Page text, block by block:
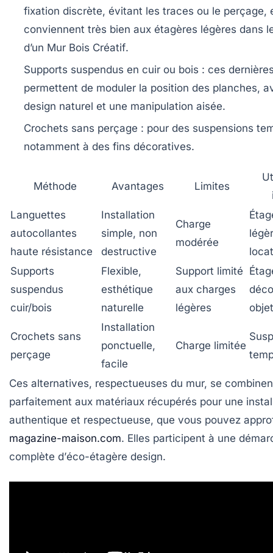
fixation discrète, évitant les traces ou le perçage,
conviennent très bien aux étagères légères dans
d’un Mur Bois Créatif.
Supports suspendus en cuir ou bois : ces
permettent de moduler la position des planches,
design naturel et une manipulation aisée.
Crochets sans perçage : pour des suspensions
notamment à des fins décoratives.
Méthode Avantages Limites
Languettes
autocollantes
haute résistance
Installation
simple, non
destructive
Charge
modérée
Supports
suspendus
cuir/bois
Flexible,
esthétique
naturelle
Support limité
aux charges
légères
Crochets sans
perçage
Installation
ponctuelle,
facile
Charge limitée
Ces alternatives, respectueuses du mur, se
parfaitement aux matériaux récupérés pour une
authentique et respectueuse, que vous pouvez
magazine-maison.com. Elles participent à une
complète d’éco-étagère design.